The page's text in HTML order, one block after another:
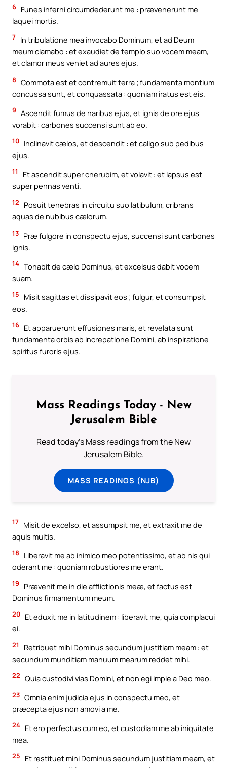
6 Funes inferni circumdederunt me : prævenerunt me
laquei mortis.
7 In tribulatione mea invocabo Dominum, et ad Deum
meum clamabo : et exaudiet de templo suo vocem meam,
et clamor meus veniet ad aures ejus.
8 Commota est et contremuit terra ; fundamenta montium
concussa sunt, et conquassata : quoniam iratus est eis.
9 Ascendit fumus de naribus ejus, et ignis de ore ejus
vorabit : carbones succensi sunt ab eo.
10 Inclinavit cælos, et descendit : et caligo sub pedibus
ejus.
11
Et ascendit super cherubim, et volavit : et lapsus est
super pennas venti.
12
Posuit tenebras in circuitu suo latibulum, cribrans
aquas de nubibus cælorum.
13 Præ fulgore in conspectu ejus, succensi sunt carbones
ignis.
14 Tonabit de cælo Dominus, et excelsus dabit vocem
suam.
15
Misit sagittas et dissipavit eos ; fulgur, et consumpsit
eos.
16 Et apparuerunt effusiones maris, et revelata sunt
fundamenta orbis ab increpatione Domini, ab inspiratione
spiritus furoris ejus.
Mass Readings Today - New
Jerusalem Bible
Read today's Mass readings from the New
Jerusalem Bible.
MASS READINGS (NJB)
17 Misit de excelso, et assumpsit me, et extraxit me de
aquis multis.
18
Liberavit me ab inimico meo potentissimo, et ab his qui
oderant me : quoniam robustiores me erant.
19
Prævenit me in die afflictionis meæ, et factus est
Dominus firmamentum meum.
20 Et eduxit me in latitudinem : liberavit me, quia complacui
ei.
21
Retribuet mihi Dominus secundum justitiam meam : et
secundum munditiam manuum mearum reddet mihi.
22 Quia custodivi vias Domini, et non egi impie a Deo meo.
23 Omnia enim judicia ejus in conspectu meo, et
præcepta ejus non amovi a me.
24 Et ero perfectus cum eo, et custodiam me ab iniquitate
mea.
25
Et restituet mihi Dominus secundum justitiam meam, et